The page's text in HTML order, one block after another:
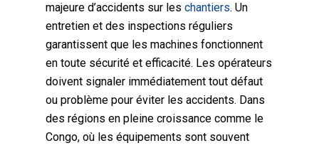
majeure d’accidents sur les chantiers. Un
entretien et des inspections réguliers
garantissent que les machines fonctionnent
en toute sécurité et efficacité. Les opérateurs
doivent signaler immédiatement tout défaut
ou problème pour éviter les accidents. Dans
des régions en pleine croissance comme le
Congo, où les équipements sont souvent